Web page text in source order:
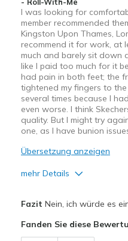
I was looking for
member recommended
Kingston Upon Thames,
recommend it for work, at
much and barely sit down
like I paid too much for it
had pain in both feet; the
tightened my fingers to
several times because I
even worse. I think
quality. But I might try
one, as I have bunion
Übersetzung anzeigen
mehr Details
Durable
Fazit Nein, ich würde es
Fanden Sie diese